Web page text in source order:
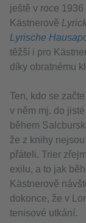
ještě v roce
Kästnerově
Lyrische
těžší i pro
díky obratnému
Ten, kdo se
v něm mj. do
během
že z knihy
přáteli. Trier
exilu, a to jak
Kästnerově
dokonce, že v
tenisové utkání.